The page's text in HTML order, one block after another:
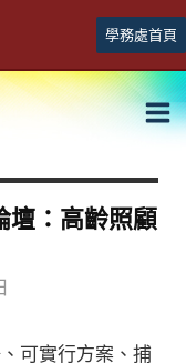
學務處首頁
壇：高齡照顧
可實行方案、捕